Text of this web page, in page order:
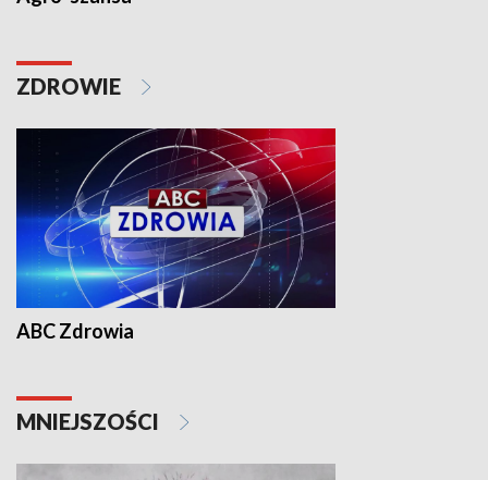
ZDROWIE
ABC Zdrowia
MNIEJSZOŚCI